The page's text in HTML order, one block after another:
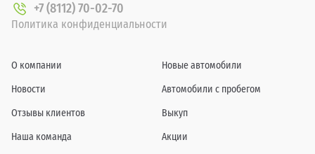
+7 (8112) 70-02-70
Политика конфиденциальности
О компании
Новости
Отзывы клиентов
Наша команда
Новые автомобили
Автомобили с пробегом
Выкуп
Акции